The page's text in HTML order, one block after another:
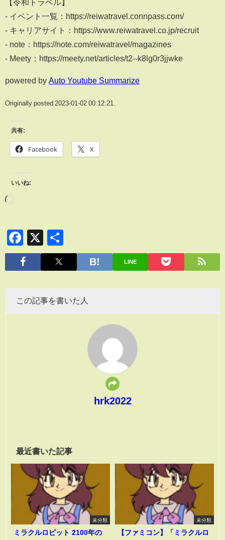
【令和トラベル】
- イベント一覧：https://reiwatravel.connpass.com/
- キャリアサイト：https://www.reiwatravel.co.jp/recruit
- note：https://note.com/reiwatravel/magazines
- Meety：https://meety.net/articles/t2--k8lg0r3jjwke
powered by Auto Youtube Summarize
Originally posted 2023-01-02 00:12:21.
共有:
Facebook X
いいね:
Facebook
X
有
LINE
この記事を書いた人
hrk2022
最近書いた記事
未分類
ミラクルロピット 2100年の
未分類
【ファミコン】「ミラクルロ